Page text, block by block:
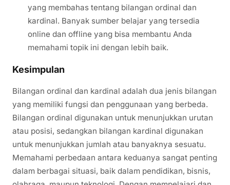
yang membahas tentang bilangan ordinal dan
kardinal. Banyak sumber belajar yang tersedia
online dan offline yang bisa membantu Anda
memahami topik ini dengan lebih baik.
Kesimpulan
Bilangan ordinal dan kardinal adalah dua jenis bilangan
yang memiliki fungsi dan penggunaan yang berbeda.
Bilangan ordinal digunakan untuk menunjukkan urutan
atau posisi, sedangkan bilangan kardinal digunakan
untuk menunjukkan jumlah atau banyaknya sesuatu.
Memahami perbedaan antara keduanya sangat penting
dalam berbagai situasi, baik dalam pendidikan, bisnis,